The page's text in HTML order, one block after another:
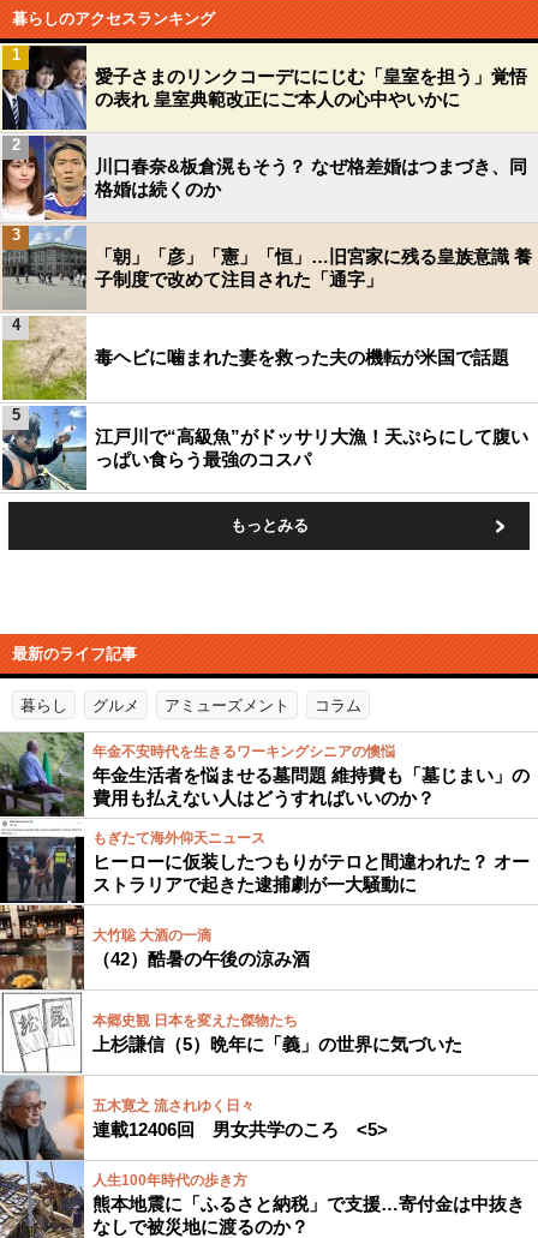
暮らしのアクセスランキング
愛子さまのリンクコーデににじむ「皇室を担う」覚悟
の表れ 皇室典範改正にご本人の心中やいかに
1
川口春奈&板倉滉もそう？ なぜ格差婚はつまづき、同
格婚は続くのか
2
「朝」「彦」「憲」「恒」…旧宮家に残る皇族意識 養
子制度で改めて注目された「通字」
3
毒ヘビに噛まれた妻を救った夫の機転が米国で話題
4
江戸川で“高級魚”がドッサリ大漁！天ぷらにして腹い
っぱい食らう最強のコスパ
5
もっとみる
最新のライフ記事
暮らし グルメ アミューズメント コラム
年金不安時代を生きるワーキングシニアの懊悩
年金生活者を悩ませる墓問題 維持費も「墓じまい」の
費用も払えない人はどうすればいいのか？
もぎたて海外仰天ニュース
ヒーローに仮装したつもりがテロと間違われた？ オー
ストラリアで起きた逮捕劇が一大騒動に
大竹聡 大酒の一滴
（42）酷暑の午後の涼み酒
本郷史観 日本を変えた傑物たち
上杉謙信（5）晩年に「義」の世界に気づいた
五木寛之 流されゆく日々
連載12406回 男女共学のころ <5>
人生100年時代の歩き方
熊本地震に「ふるさと納税」で支援…寄付金は中抜き
なしで被災地に渡るのか？